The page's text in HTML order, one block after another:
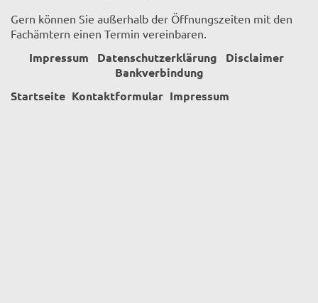
Gern können Sie außerhalb der Öffnungszeiten mit den
Fachämtern einen Termin vereinbaren.
Impressum Datenschutzerklärung
Disclaimer
Bankverbindung
Startseite Kontaktformular Impressum